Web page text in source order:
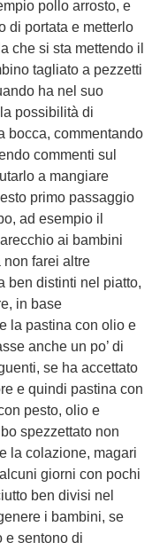
pollo arrosto, e
di portata e metterlo
che si sta mettendo il
tagliato a pezzetti
ha nel suo
possibilità di
bocca, commentando
commenti sul
a mangiare
primo passaggio
ad esempio il
ai bambini
non farei altre
ben distinti nel piatto,
in base
la pastina con olio e
anche un po’ di
se ha accettato
e quindi pastina con
pesto, olio e
spezzettato non
la colazione, magari
giorni con pochi
ben divisi nel
i bambini, se
e sentono di